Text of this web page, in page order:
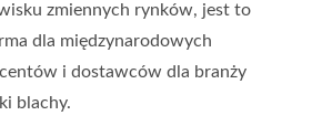
zmiennych rynków, jest to
dla międzynarodowych
i dostawców dla branży
blachy.